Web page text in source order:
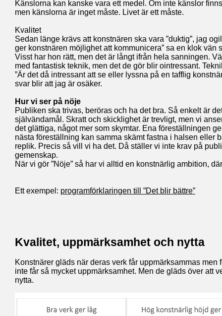
Känslorna kan kanske vara ett medel. Om inte känslor
men känslorna är inget måste. Livet är ett måste.
Kvalitet
Sedan länge krävs att konstnären ska vara ”duktig”, jag
ger konstnären möjlighet att kommunicera” sa en klok vän
Visst har hon rätt, men det är långt ifrån hela sanningen.
med fantastisk teknik, men det de gör blir ointressant.
”Är det då intressant att se eller lyssna på en tafflig
svar blir att jag är osäker.
Hur vi ser på nöje
Publiken ska trivas, beröras och ha det bra. Så enkelt är
självändamål. Skratt och skicklighet är trevligt, men vi
det glättiga, något mer som skymtar. Ena föreställningen
nästa föreställning kan samma skämt fastna i halsen eller
replik. Precis så vill vi ha det. Då ställer vi inte krav på
gemenskap.
När vi gör ”Nöje” så har vi alltid en konstnärlig ambition,
Ett exempel: programförklaringen till ”Det blir bättre”
Kvalitet, uppmärksamhet och nytta
Konstnärer gläds när deras verk får uppmärksammas men
inte får så mycket uppmärksamhet. Men de gläds över att
nytta.